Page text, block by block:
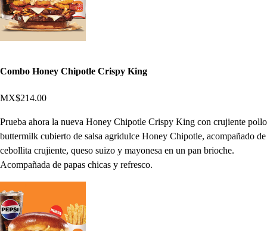
Combo Honey Chipotle Crispy King
MX$214.00
Prueba ahora la nueva Honey Chipotle Crispy King con crujiente pollo
buttermilk cubierto de salsa agridulce Honey Chipotle, acompañado de
cebollita crujiente, queso suizo y mayonesa en un pan brioche.
Acompañada de papas chicas y refresco.